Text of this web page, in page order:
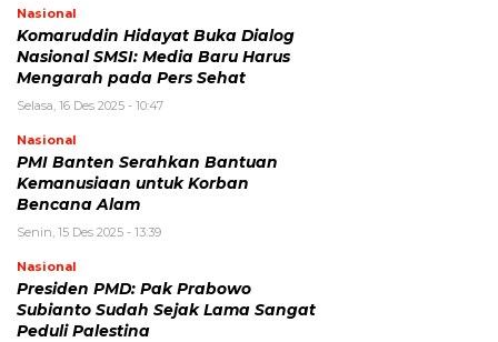
Nasional
Komaruddin Hidayat Buka Dialog
Nasional SMSI: Media Baru Harus
Mengarah pada Pers Sehat
Selasa, 16 Des 2025 - 10:47
Nasional
PMI Banten Serahkan Bantuan
Kemanusiaan untuk Korban
Bencana Alam
Senin, 15 Des 2025 - 13:39
Nasional
Presiden PMD: Pak Prabowo
Subianto Sudah Sejak Lama Sangat
Peduli Palestina